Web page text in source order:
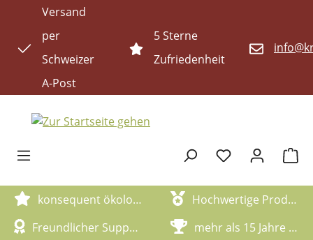
Zum Hauptinhalt springen
Versand
per
Schweizer
A-Post
5 Sterne
Zufriedenheit
konsequent ökologische Artikel
Hochwertige Produktqualität
Freundlicher Support
mehr als 15 Jahre Erfahrung